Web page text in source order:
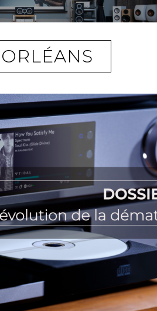
ORLÉANS